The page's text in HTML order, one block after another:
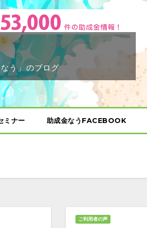
う」のブログ
ミナー 助成金なうFACEBOOK
ご利用者の声